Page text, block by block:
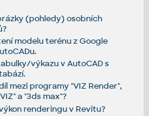
(pohledy) osobních
modelu terénu z Google
výkazu v AutoCAD s
mezi programy "VIZ Render",
a "3ds max"?
renderingu v Revitu?